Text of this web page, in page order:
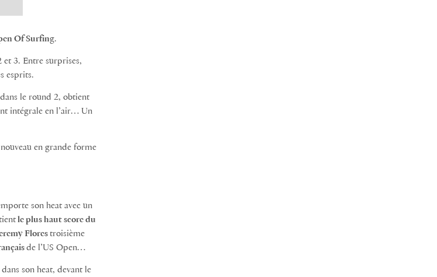
Of Surfing.
et 3. Entre surprises,
esprits.
le round 2, obtient
intégrale en l’air… Un
en grande forme
son heat avec un
le plus haut score du
Florestroisième
de l’US Open…
son heat, devant le